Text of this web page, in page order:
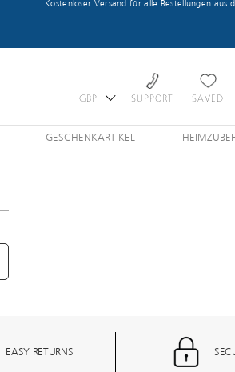
Kostenloser Versand für alle Bestellungen aus
GBP SUPPORT SAVED
GESCHENKARTIKEL
EASY RETURNS